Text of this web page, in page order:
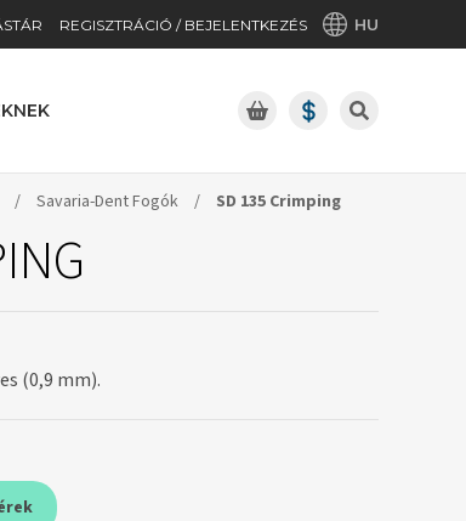
REGISZTRÁCIÓ / BEJELENTKEZÉS HU
/ Savaria-Dent Fogók / SD 135 Crimping
(0,9 mm).